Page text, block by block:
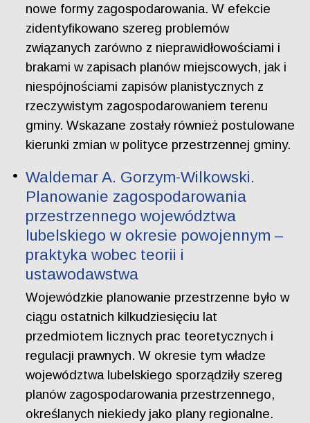
nowe formy zagospodarowania. W efekcie
zidentyfikowano szereg problemów
związanych zarówno z nieprawidłowościami i
brakami w zapisach planów miejscowych, jak i
niespójnościami zapisów planistycznych z
rzeczywistym zagospodarowaniem terenu
gminy. Wskazane zostały również postulowane
kierunki zmian w polityce przestrzennej gminy.
Waldemar A. Gorzym-Wilkowski.
Planowanie zagospodarowania
przestrzennego województwa
lubelskiego w okresie powojennym –
praktyka wobec teorii i
ustawodawstwa
Wojewódzkie planowanie przestrzenne było w
ciągu ostatnich kilkudziesięciu lat
przedmiotem licznych prac teoretycznych i
regulacji prawnych. W okresie tym władze
województwa lubelskiego sporządziły szereg
planów zagospodarowania przestrzennego,
określanych niekiedy jako plany regionalne.